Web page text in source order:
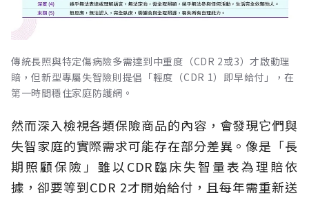
傳統長照與特定傷病險多需達到中重度（CDR 2或3）才啟動理
賠，但新型專屬失智險則提倡「輕度（CDR 1）即早給付」，在
第一時間穩住家庭防護網。
然而深入檢視各類保險商品的內容，會發現它們與
失智家庭的實際需求可能存在部分差異。像是「長
期照顧保險」雖以CDR臨床失智量表為理賠依
據，卻要等到CDR 2才開始給付，且每年需重新送